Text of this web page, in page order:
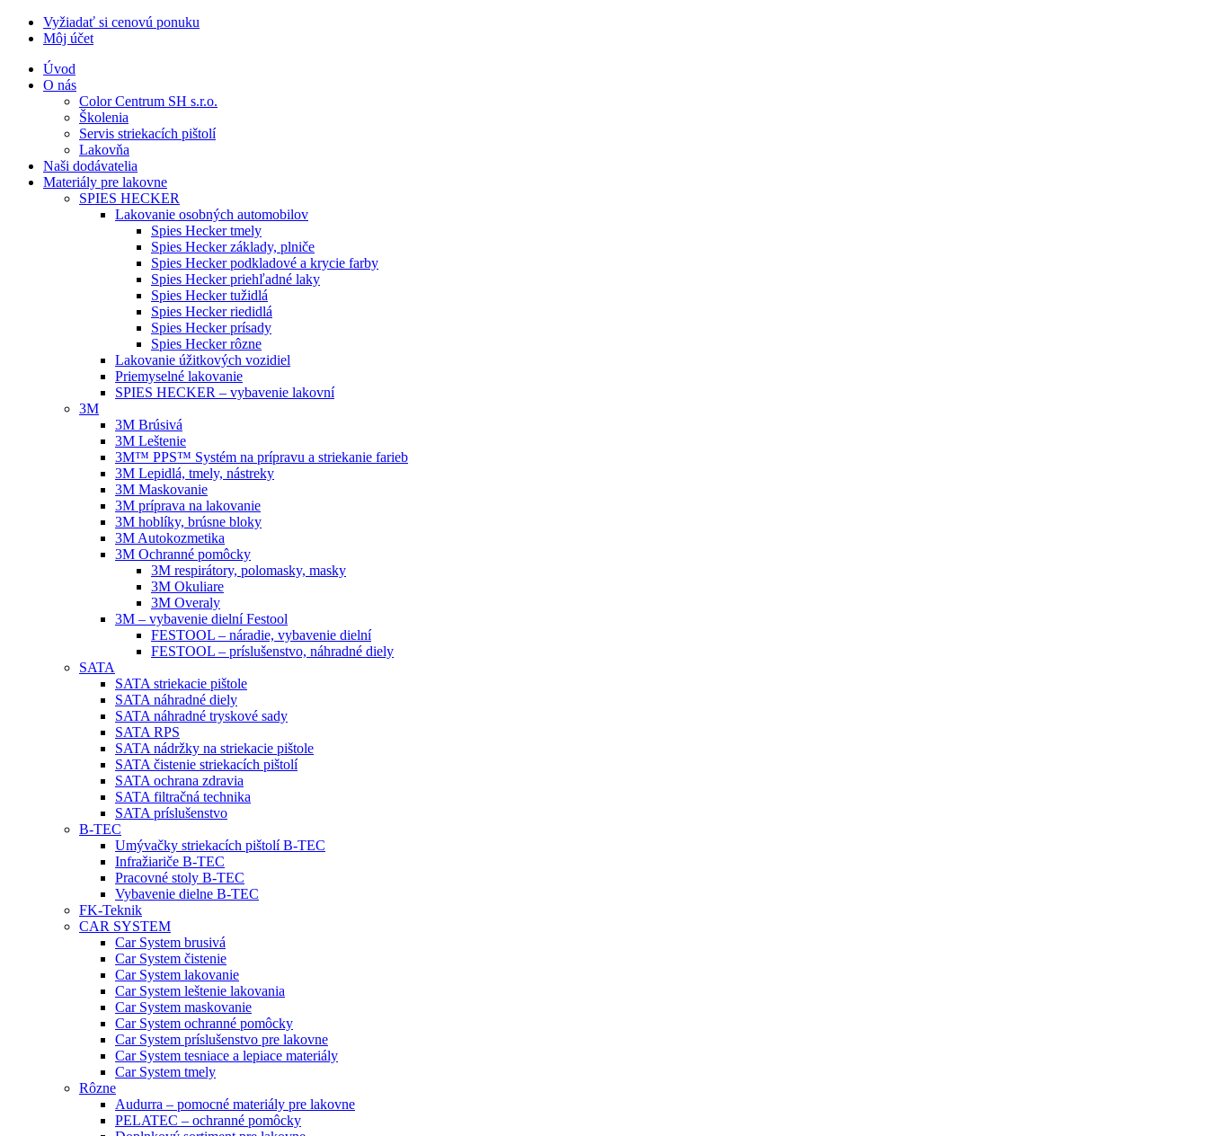
Vyžiadať si cenovú ponuku
Môj účet
Úvod
O nás
Color Centrum SH s.r.o.
Školenia
Servis striekacích pištolí
Lakovňa
Naši dodávatelia
Materiály pre lakovne
SPIES HECKER
Lakovanie osobných automobilov
Spies Hecker tmely
Spies Hecker základy, plniče
Spies Hecker podkladové a krycie farby
Spies Hecker priehľadné laky
Spies Hecker tužidlá
Spies Hecker riedidlá
Spies Hecker prísady
Spies Hecker rôzne
Lakovanie úžitkových vozidiel
Priemyselné lakovanie
SPIES HECKER – vybavenie lakovní
3M
3M Brúsivá
3M Leštenie
3M™ PPS™ Systém na prípravu a striekanie farieb
3M Lepidlá, tmely, nástreky
3M Maskovanie
3M príprava na lakovanie
3M hoblíky, brúsne bloky
3M Autokozmetika
3M Ochranné pomôcky
3M respirátory, polomasky, masky
3M Okuliare
3M Overaly
3M – vybavenie dielní Festool
FESTOOL – náradie, vybavenie dielní
FESTOOL – príslušenstvo, náhradné diely
SATA
SATA striekacie pištole
SATA náhradné diely
SATA náhradné tryskové sady
SATA RPS
SATA nádržky na striekacie pištole
SATA čistenie striekacích pištolí
SATA ochrana zdravia
SATA filtračná technika
SATA príslušenstvo
B-TEC
Umývačky striekacích pištolí B-TEC
Infražiariče B-TEC
Pracovné stoly B-TEC
Vybavenie dielne B-TEC
FK-Teknik
CAR SYSTEM
Car System brusivá
Car System čistenie
Car System lakovanie
Car System leštenie lakovania
Car System maskovanie
Car System ochranné pomôcky
Car System príslušenstvo pre lakovne
Car System tesniace a lepiace materiály
Car System tmely
Rôzne
Audurra – pomocné materiály pre lakovne
PELATEC – ochranné pomôcky